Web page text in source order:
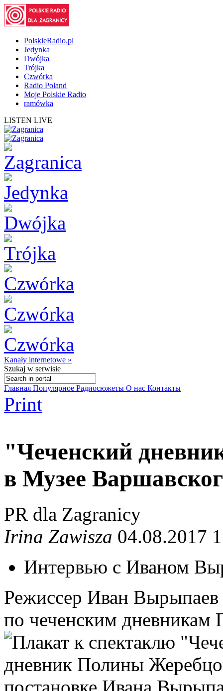
PolskieRadio.pl
Jedynka
Dwójka
Trójka
Czwórka
Radio Poland
Moje Polskie Radio
ramówka
LISTEN LIVE
Kanały internetowe »
Szukaj w serwisie
Главная Популярное Радиосюжеты О нас Контакты
Print
"Чеченский
в Музее
PR dla Zagranicy
Irina Zawisza 04.08.2017
Интервью с Иваном
Режиссер Иван Вырыпаев
по чеченским